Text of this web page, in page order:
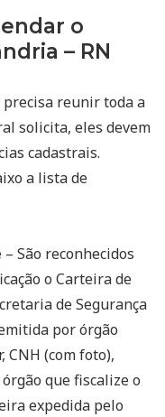
o
– RN
precisa reunir toda a
solicita, eles devem
cadastrais.
a lista de
– São reconhecidos
o Carteira de
de Segurança
por órgão
(com foto),
que fiscalize o
expedida pelo